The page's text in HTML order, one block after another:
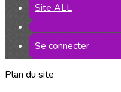
Site ALL
Se connecter
Plan du site